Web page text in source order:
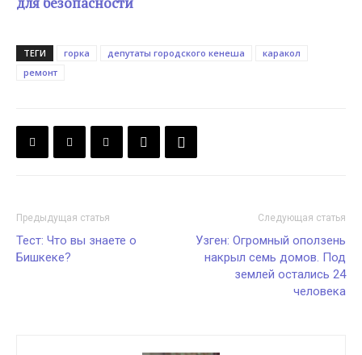
ТЕГИ горка депутаты городского кенеша
каракол
ремонт
Предыдущая статья
Тест: Что вы знаете о
Бишкеке?
Следующая статья
Узген: Огромный оползень
накрыл семь домов. Под
землей остались 24
человека